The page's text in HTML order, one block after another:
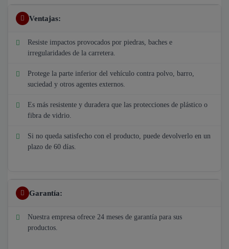
Ventajas:
Resiste impactos provocados por piedras, baches e
irregularidades de la carretera.
Protege la parte inferior del vehículo contra polvo, barro,
suciedad y otros agentes externos.
Es más resistente y duradera que las protecciones de plástico o
fibra de vidrio.
Si no queda satisfecho con el producto, puede devolverlo en un
plazo de 60 días.
Garantía:
Nuestra empresa ofrece 24 meses de garantía para sus
productos.